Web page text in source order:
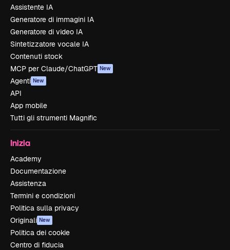
Assistente IA
Generatore di immagini IA
Generatore di video IA
Sintetizzatore vocale IA
Contenuti stock
MCP per Claude/ChatGPT New
Agenti New
API
App mobile
Tutti gli strumenti Magnific
Inizia
Academy
Documentazione
Assistenza
Termini e condizioni
Politica sulla privacy
Originali New
Politica dei cookie
Centro di fiducia